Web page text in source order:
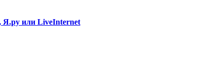
Я.ру или LiveInternet